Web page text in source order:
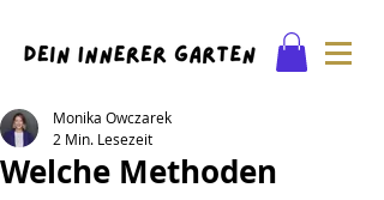
Welche Methoden
Monika Owczarek
2 Min. Lesezeit